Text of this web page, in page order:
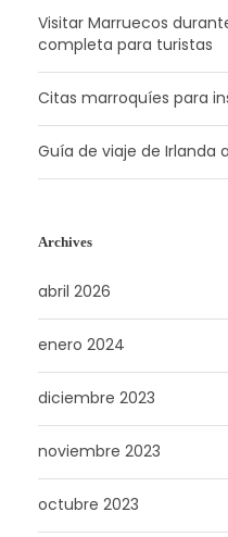
Visitar Marruecos
completa para turistas
Citas marroquíes para
Guía de viaje de Irlanda
Archives
abril 2026
enero 2024
diciembre 2023
noviembre 2023
octubre 2023